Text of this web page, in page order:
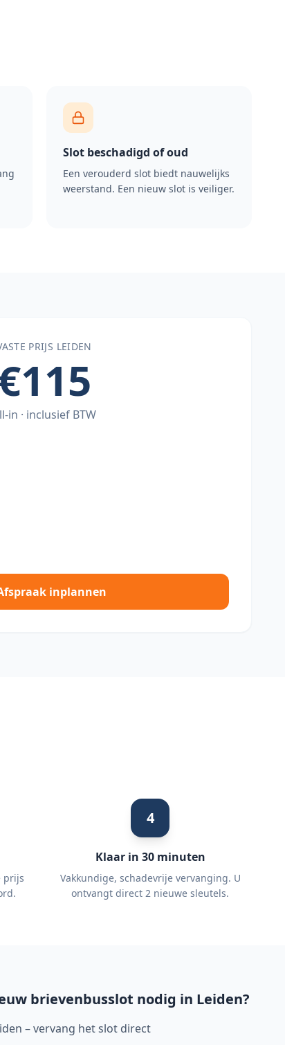
Slot beschadigd of oud
Een verouderd slot biedt nauwelijks
weerstand. Een nieuw slot is veiliger.
PRIJS LEIDEN
in · inclusief BTW
inplannen
prijs
4
Klaar in 30 minuten
Vakkundige, schadevrije vervanging. U
ontvangt direct 2 nieuwe sleutels.
brievenbusslot nodig in Leiden?
– vervang het slot direct